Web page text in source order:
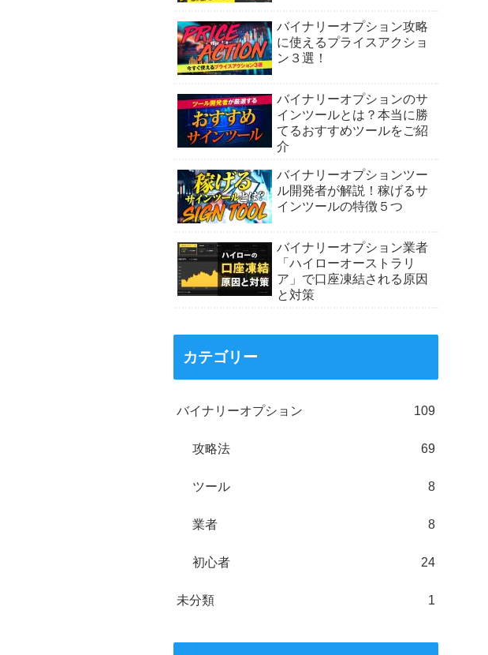
バイナリーオプション攻略
に使えるプライスアクショ
ン３選！
バイナリーオプションのサ
インツールとは？本当に勝
てるおすすめツールをご紹
介
バイナリーオプションツー
ル開発者が解説！稼げるサ
インツールの特徴５つ
バイナリーオプション業者
「ハイローオーストラリ
ア」で口座凍結される原因
と対策
カテゴリー
バイナリーオプション 109
攻略法 69
ツール 8
業者 8
初心者 24
未分類 1